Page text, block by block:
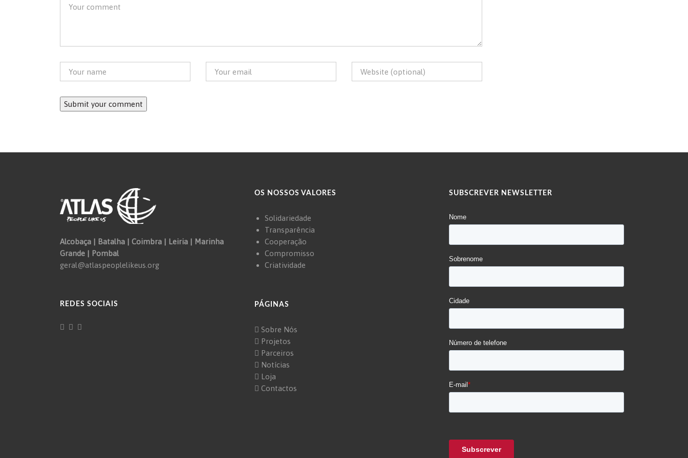
Alcobaça | Batalha | Coimbra | Leiria | Marinha
Grande | Pombal
geral@atlaspeoplelikeus.org
REDES SOCIAIS
OS NOSSOS VALORES
Solidariedade
Transparência
Cooperação
Compromisso
Criatividade
PÁGINAS
Sobre Nós
Projetos
Parceiros
Notícias
Loja
Contactos
SUBSCREVER NEWSLETTER